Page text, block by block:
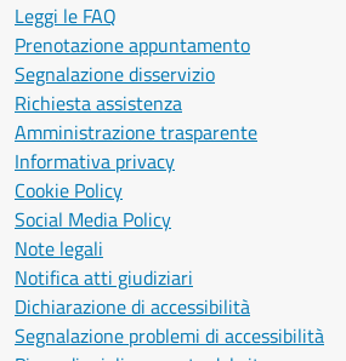
Leggi le FAQ
Prenotazione appuntamento
Segnalazione disservizio
Richiesta assistenza
Amministrazione trasparente
Informativa privacy
Cookie Policy
Social Media Policy
Note legali
Notifica atti giudiziari
Dichiarazione di accessibilità
Segnalazione problemi di accessibilità